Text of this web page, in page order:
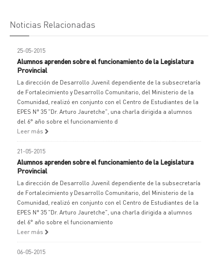
Noticias Relacionadas
25-05-2015
Alumnos aprenden sobre el funcionamiento de la Legislatura
Provincial
La dirección de Desarrollo Juvenil dependiente de la subsecretaría
de Fortalecimiento y Desarrollo Comunitario, del Ministerio de la
Comunidad, realizó en conjunto con el Centro de Estudiantes de la
EPES N° 35 "Dr. Arturo Jauretche", una charla dirigida a alumnos
del 6° año sobre el funcionamiento d
Leer más
21-05-2015
Alumnos aprenden sobre el funcionamiento de la Legislatura
Provincial
La dirección de Desarrollo Juvenil dependiente de la subsecretaría
de Fortalecimiento y Desarrollo Comunitario, del Ministerio de la
Comunidad, realizó en conjunto con el Centro de Estudiantes de la
EPES N° 35 "Dr. Arturo Jauretche", una charla dirigida a alumnos
del 6° año sobre el funcionamiento
Leer más
06-05-2015